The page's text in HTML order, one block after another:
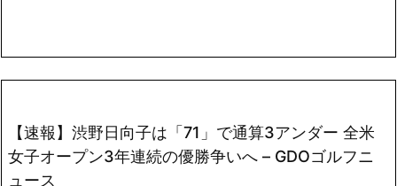
【速報】渋野日向子は「71」で通算3アンダー 全米
女子オープン3年連続の優勝争いへ – GDOゴルフニ
ュース